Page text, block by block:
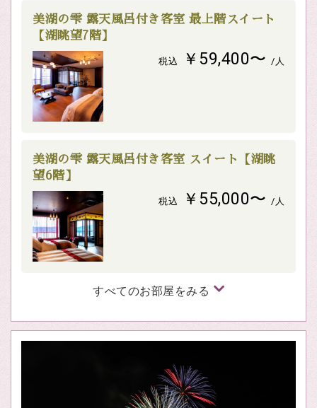
美湖の雫 露天風呂付き客室 最上階スイート
【湖眺望7階】
税込 ￥59,400〜 /人
美湖の雫 露天風呂付き客室 スイート【湖眺
望6階】
税込 ￥55,000〜 /人
すべてのお部屋をみる